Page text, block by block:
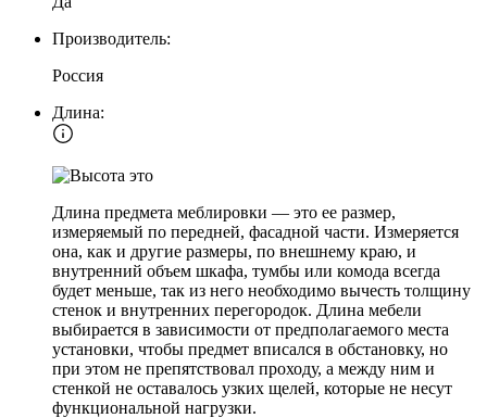
Производитель:
Россия
Длина:
Длина предмета меблировки — это ее размер,
измеряемый по передней, фасадной части. Измеряется
она, как и другие размеры, по внешнему краю, и
внутренний объем шкафа, тумбы или комода всегда
будет меньше, так из него необходимо вычесть толщину
стенок и внутренних перегородок. Длина мебели
выбирается в зависимости от предполагаемого места
установки, чтобы предмет вписался в обстановку, но
при этом не препятствовал проходу, а между ним и
стенкой не оставалось узких щелей, которые не несут
функциональной нагрузки.